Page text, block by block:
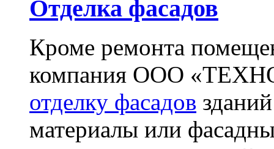
Отделка фасадов
Кроме ремонта
компания ООО
отделку фасадов
материалы или